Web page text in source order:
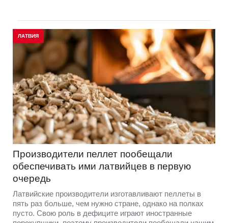
ЛАТВИЯ
Производители пеллет пообещали
обеспечивать ими латвийцев в первую
очередь
Латвийские производители изготавливают пеллеты в
пять раз больше, чем нужно стране, однако на полках
пусто. Свою роль в дефиците играют иностранные